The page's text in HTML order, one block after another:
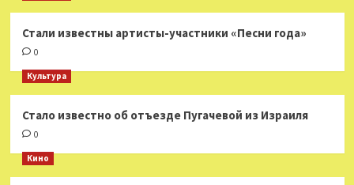
Стали известны артисты-участники «Песни года»
0
Культура
Стало известно об отъезде Пугачевой из Израиля
0
Кино